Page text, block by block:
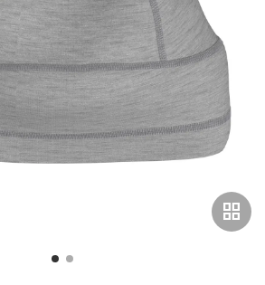
grid_view